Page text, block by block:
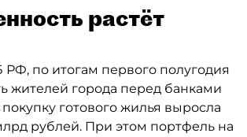
растёт
по итогам первого полугодия
жителей города перед банками
готового жилья выросла
рублей. При этом портфель на